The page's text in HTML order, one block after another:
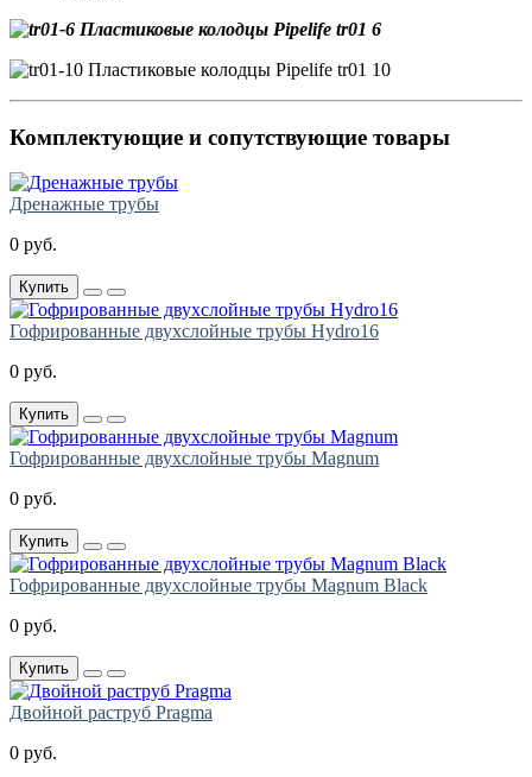
Комплектующие и сопутствующие товары
Дренажные трубы
0 руб.
Купить
Гофрированные двухслойные трубы Hydro16
0 руб.
Купить
Гофрированные двухслойные трубы Magnum
0 руб.
Купить
Гофрированные двухслойные трубы Magnum Black
0 руб.
Купить
Двойной раструб Pragma
0 руб.